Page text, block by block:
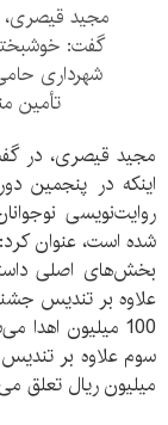
مجید قیصری،
گفت:
شهرداری
تأمین
مجید قیصری، در
اینکه در پنجمین
روایت‌نویسی
بخش‌های اصلی
100 میلیون
میلیون ریال تعلق